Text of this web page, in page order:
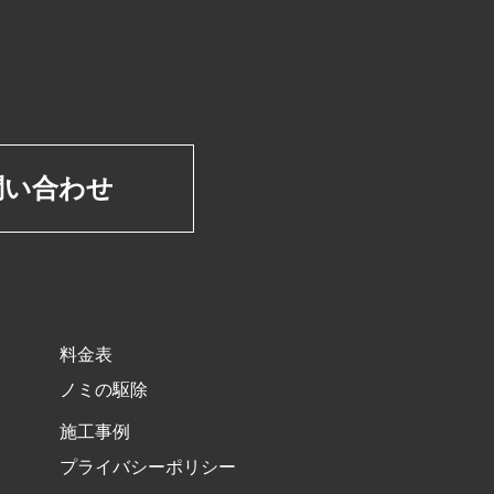
合わせ
料金表
ノミの駆除
施工事例
プライバシーポリシー